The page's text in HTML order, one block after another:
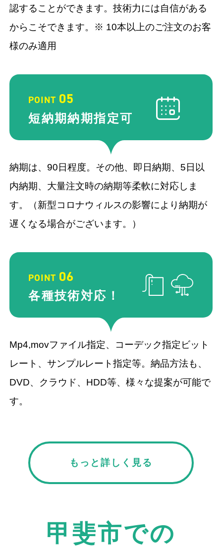
認することができます。技術力には自信がある
からこそできます。※ 10本以上のご注文のお客
様のみ適用
POINT 05
短納期納期指定可
納期は、90⽇程度。その他、即⽇納期、5⽇以
内納期、⼤量注⽂時の納期等柔軟に対応しま
す。（新型コロナウィルスの影響により納期が
遅くなる場合がございます。）
POINT 06
各種技術対応！
Mp4,movファイル指定、コーデック指定ビット
レート、サンプルレート指定等。納品方法も、
DVD、クラウド、HDD等、様々な提案が可能で
す。
もっと詳しく見る
甲斐市での